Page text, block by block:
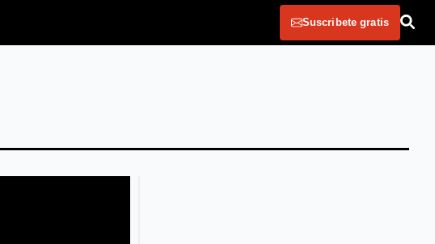
Suscribete gratis